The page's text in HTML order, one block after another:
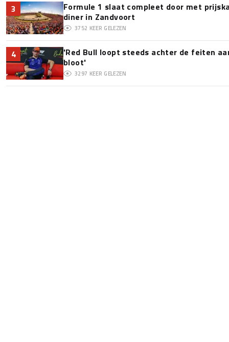
3
Formule 1 slaat compleet door met
diner in Zandvoort
3752 KEER GELEZEN
4
'Red Bull loopt steeds achter de feiten
bloot'
3297 KEER GELEZEN